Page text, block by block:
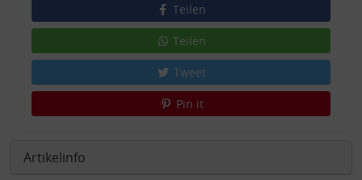
Teilen
Teilen
Tweet
Pin it
Artikelinfo